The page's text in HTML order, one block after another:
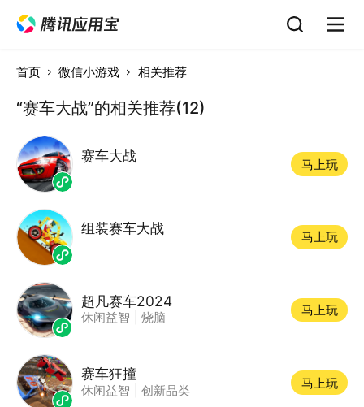
首页 微信小游戏 相关推荐
“赛车大战”的相关推荐(12)
赛车大战
马上玩
组装赛车大战
马上玩
超凡赛车2024
休闲益智 烧脑
马上玩
赛车狂撞
休闲益智 创新品类
马上玩